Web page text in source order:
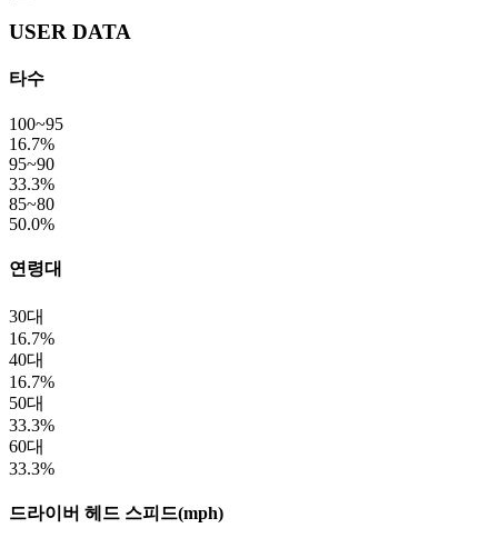
USER DATA
타수
100~95
16.7%
95~90
33.3%
85~80
50.0%
연령대
30대
16.7%
40대
16.7%
50대
33.3%
60대
33.3%
드라이버 헤드 스피드(mph)